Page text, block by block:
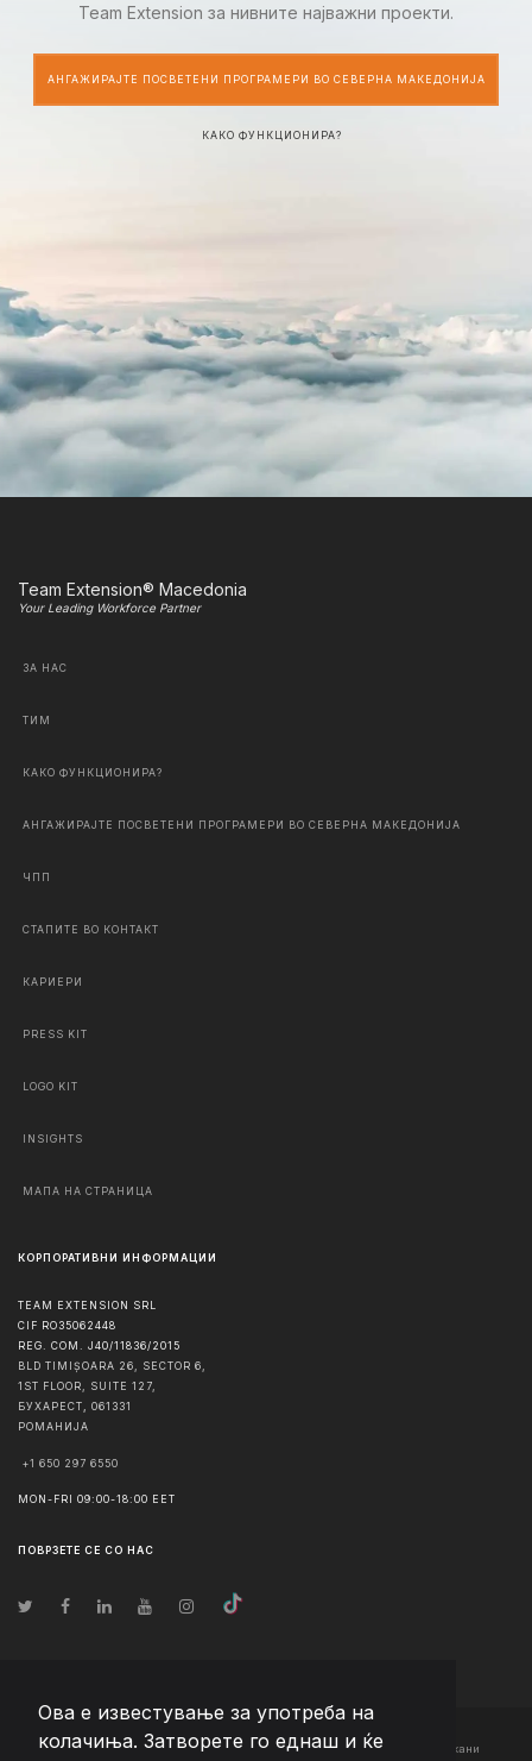
Ова е известување за употреба на
колачиња. Затворете го еднаш и ќе
Team Extension за нивните најважни проекти.
АНГАЖИРАЈТЕ ПОСВЕТЕНИ ПРОГРАМЕРИ ВО СЕВЕРНА МАКЕДОНИЈА
КАКО ФУНКЦИОНИРА?
Team Extension® Macedonia
Your Leading Workforce Partner
ЗА НАС
ТИМ
КАКО ФУНКЦИОНИРА?
АНГАЖИРАЈТЕ ПОСВЕТЕНИ ПРОГРАМЕРИ ВО СЕВЕРНА МАКЕДОНИЈА
ЧПП
СТАПИТЕ ВО КОНТАКТ
КАРИЕРИ
PRESS KIT
LOGO KIT
INSIGHTS
МАПА НА СТРАНИЦА
КОРПОРАТИВНИ ИНФОРМАЦИИ
TEAM EXTENSION SRL
CIF RO35062448
REG. COM. J40/11836/2015
BLD TIMIȘOARA 26, SECTOR 6,
1ST FLOOR, SUITE 127,
БУХАРЕСТ
061331
РОМАНИЈА
+1 650 297 6550
MON-FRI 09:00-18:00 EET
ПОВРЗЕТЕ СЕ СО НАС
© Авторско право2026 Team Extension Macedonia - Сите права задржани